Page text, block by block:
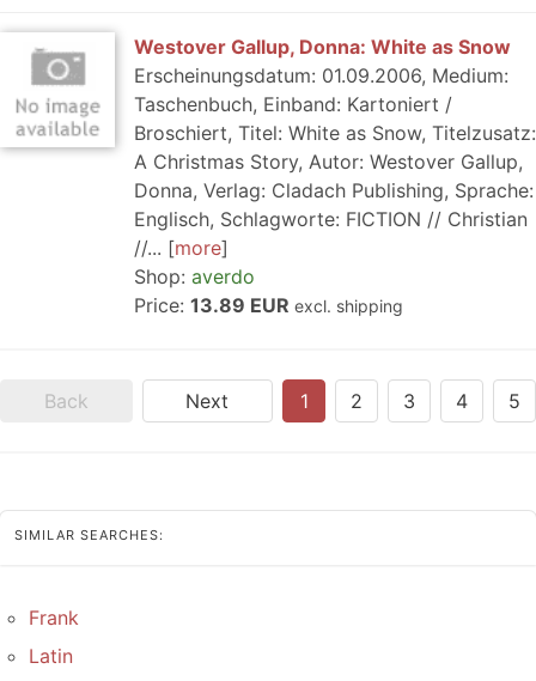
Westover Gallup, Donna: White as Snow
Erscheinungsdatum: 01.09.2006, Medium:
Taschenbuch, Einband: Kartoniert /
Broschiert, Titel: White as Snow, Titelzusatz:
A Christmas Story, Autor: Westover Gallup,
Donna, Verlag: Cladach Publishing, Sprache:
Englisch, Schlagworte: FICTION // Christian
//...
more
Shop: averdo
Price: 13.89 EUR excl. shipping
Back Next 1 2 3 4 5
SIMILAR SEARCHES:
Frank
Latin